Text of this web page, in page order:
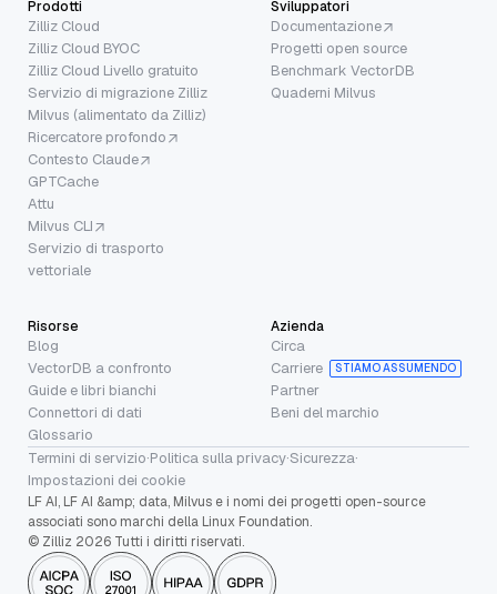
Prodotti
Zilliz Cloud
Zilliz Cloud BYOC
Zilliz Cloud Livello gratuito
Servizio di migrazione Zilliz
Milvus (alimentato da Zilliz)
Ricercatore profondo
Contesto Claude
GPTCache
Attu
Milvus CLI
Servizio di trasporto
vettoriale
Sviluppatori
Documentazione
Progetti open source
Benchmark VectorDB
Quaderni Milvus
Risorse
Blog
VectorDB a confronto
Guide e libri bianchi
Connettori di dati
Glossario
Azienda
Circa
Carriere
STIAMO ASSUMENDO
Partner
Beni del marchio
Termini di servizio·Politica sulla privacy·Sicurezza·
Impostazioni dei cookie
LF AI, LF AI &amp; data, Milvus e i nomi dei progetti open-source
associati sono marchi della Linux Foundation.
© Zilliz 2026 Tutti i diritti riservati.